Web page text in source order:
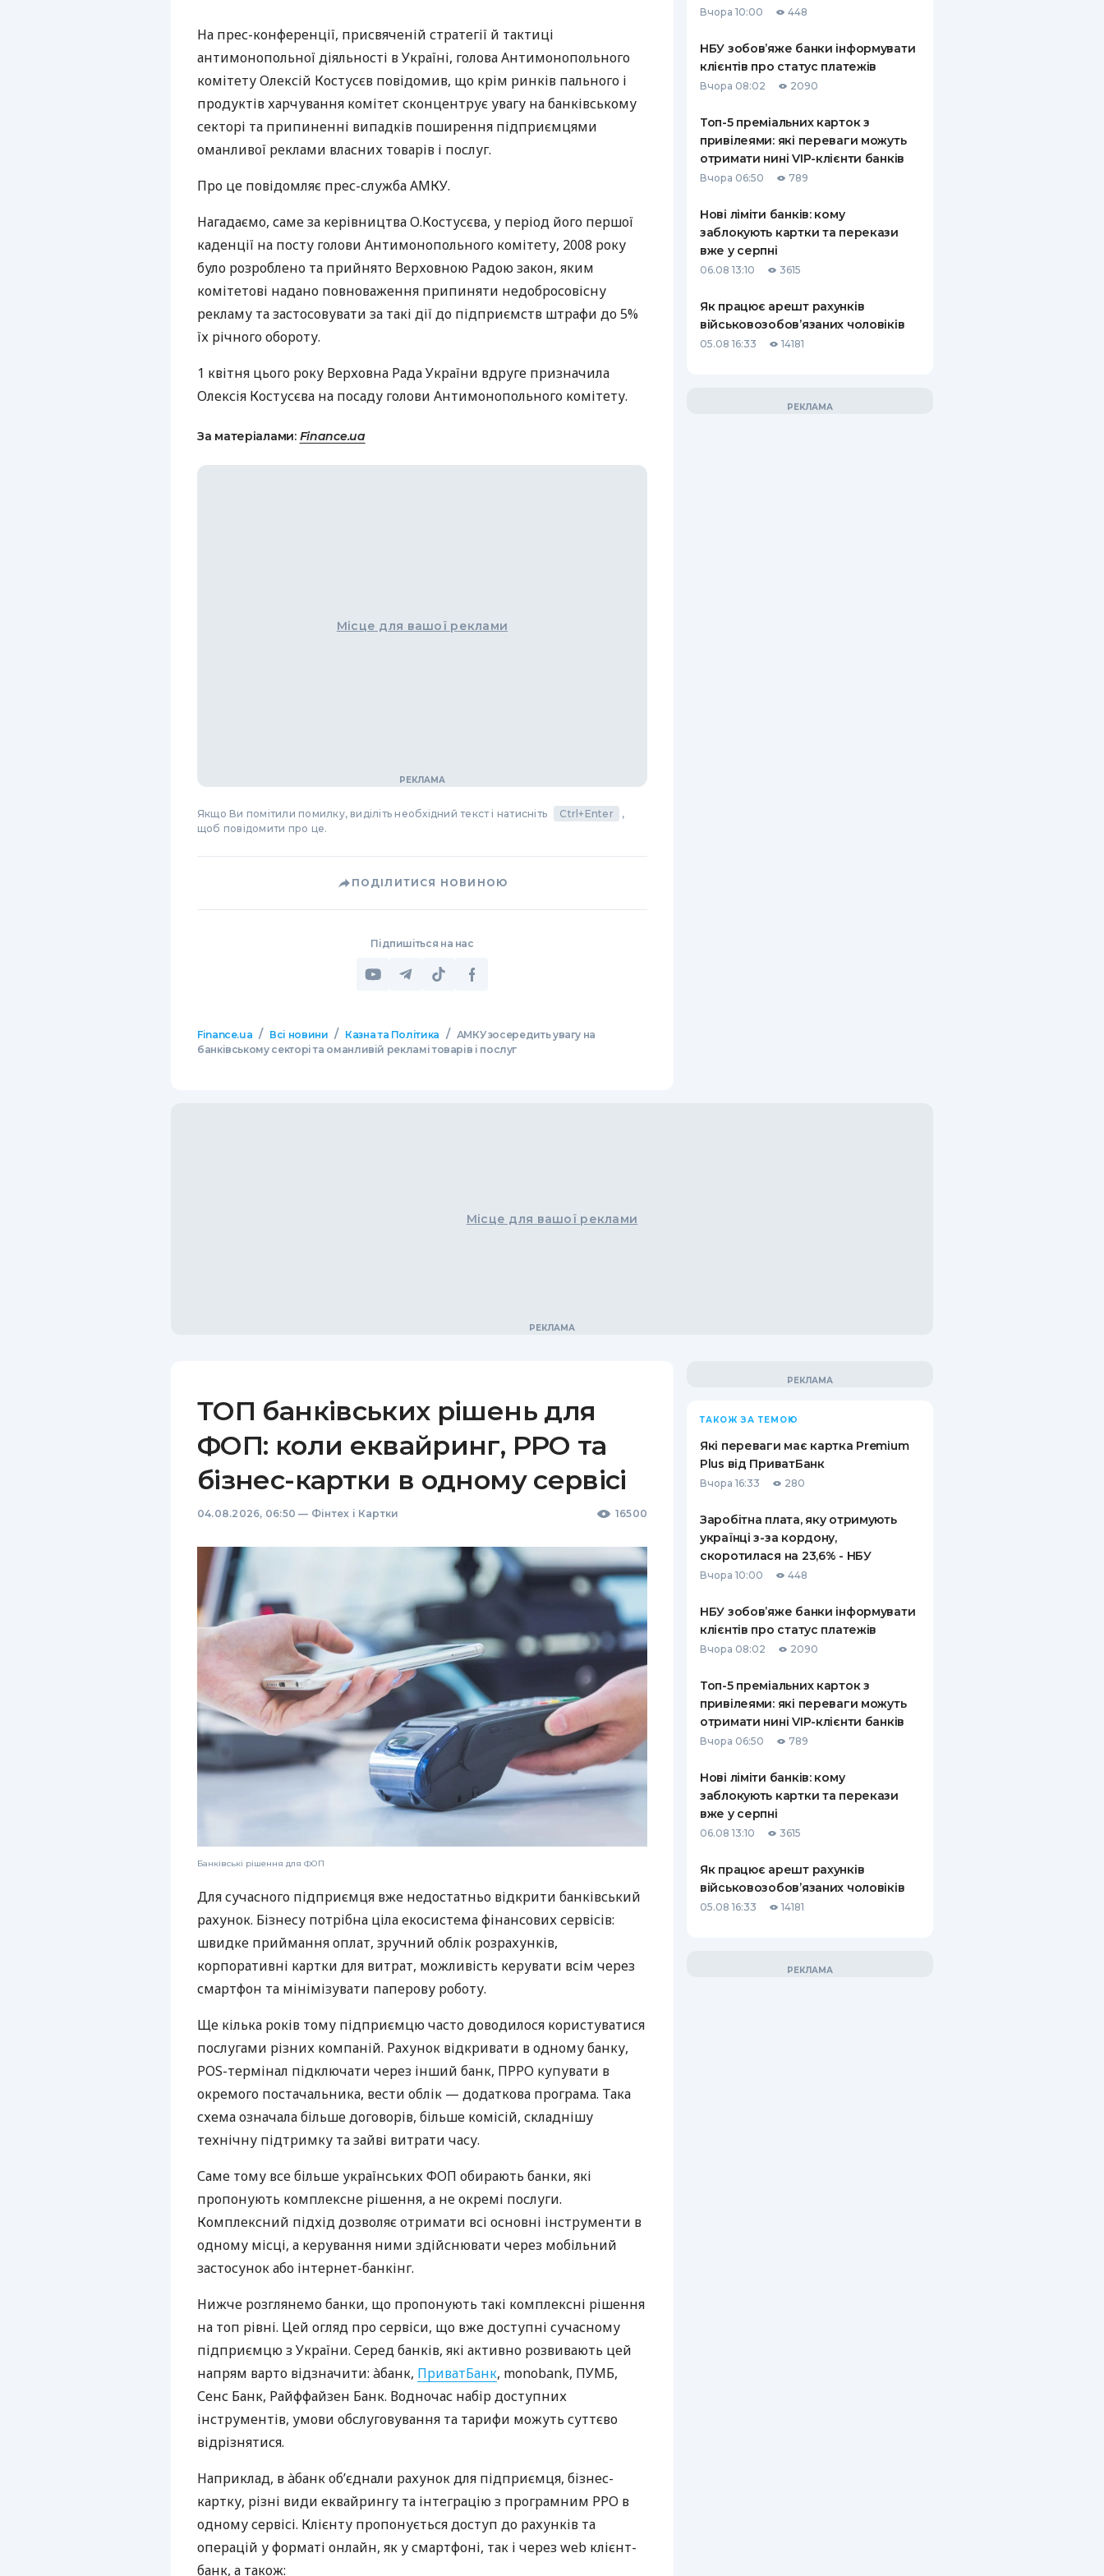
КАРТОК
ЩОМІСЯЧНИЙ ОГЛЯД
ПУТІВНИКИ ПО
СТРАХУВАННЮ
ВСІ СТРАХОВІ ПОЛІСИ
ВІДГУКИ ПРО СТРАХОВІ
КОМПАНІЇ
КОНТАКТИ
На прес-конференції, присвяченій стратегії й тактиці
антимонопольної діяльності в Україні, голова Антимонопольного
комітету Олексій Костусєв повідомив, що крім ринків пального і
продуктів харчування комітет сконцентрує увагу на банківському
секторі та припиненні випадків поширення підприємцями
оманливої реклами власних товарів і послуг.
Про це повідомляє прес-служба АМКУ.
Нагадаємо, саме за керівництва О.Костусєва, у період його першої
каденції на посту голови Антимонопольного комітету, 2008 року
було розроблено та прийнято Верховною Радою закон, яким
комітетові надано повноваження припиняти недобросовісну
рекламу та застосовувати за такі дії до підприємств штрафи до 5%
їх річного обороту.
1 квітня цього року Верховна Рада України вдруге призначила
Олексія Костусєва на посаду голови Антимонопольного комітету.
За матеріалами: Finance.ua
Місце для вашої реклами
Якщо Ви помітили помилку, виділіть необхідний текст і натисніть Ctrl+Enter
,
щоб повідомити про це.
ПОДІЛИТИСЯ НОВИНОЮ
Підпишіться на нас
Finance.ua / Всі новини / Казна та Політика / АМКУ зосередить увагу на
банківському секторі та оманливій рекламі товарів і послуг
Вчора 10:00 448
НБУ зобов’яже банки інформувати
клієнтів про статус платежів
Вчора 08:02 2090
Топ-5 преміальних карток з
привілеями: які переваги можуть
отримати нині VIP-клієнти банків
Вчора 06:50 789
Нові ліміти банків: кому
заблокують картки та перекази
вже у серпні
06.08 13:10 3615
Як працює арешт рахунків
військовозобов’язаних чоловіків
05.08 16:33 14181
Місце для вашої реклами
ТОП банківських рішень для
ФОП: коли еквайринг, РРО та
бізнес-картки в одному сервісі
04.08.2026, 06:50 — Фінтех і Картки 16500
Банківські рішення для ФОП
Для сучасного підприємця вже недостатньо відкрити банківський
рахунок. Бізнесу потрібна ціла екосистема фінансових сервісів:
швидке приймання оплат, зручний облік розрахунків,
корпоративні картки для витрат, можливість керувати всім через
смартфон та мінімізувати паперову роботу.
Ще кілька років тому підприємцю часто доводилося користуватися
послугами різних компаній. Рахунок відкривати в одному банку,
POS-термінал підключати через інший банк, ПРРО купувати в
окремого постачальника, вести облік — додаткова програма. Така
схема означала більше договорів, більше комісій, складнішу
технічну підтримку та зайві витрати часу.
Саме тому все більше українських ФОП обирають банки, які
пропонують комплексне рішення, а не окремі послуги.
Комплексний підхід дозволяє отримати всі основні інструменти в
одному місці, а керування ними здійснювати через мобільний
застосунок або інтернет-банкінг.
Нижче розглянемо банки, що пропонують такі комплексні рішення
на топ рівні. Цей огляд про сервіси, що вже доступні сучасному
підприємцю з України. Серед банків, які активно розвивають цей
напрям варто відзначити: àбанк, ПриватБанк, monobank, ПУМБ,
Сенс Банк, Райффайзен Банк. Водночас набір доступних
інструментів, умови обслуговування та тарифи можуть суттєво
відрізнятися.
Наприклад, в àбанк об’єднали рахунок для підприємця, бізнес-
картку, різні види еквайрингу та інтеграцію з програмним РРО в
одному сервісі. Клієнту пропонується доступ до рахунків та
операцій у форматі онлайн, як у смартфоні, так і через web клієнт-
банк, а також:
ТАКОЖ ЗА ТЕМОЮ
Які переваги має картка Premium
Plus від ПриватБанк
Вчора 16:33 280
Заробітна плата, яку отримують
українці з-за кордону,
скоротилася на 23,6% - НБУ
Вчора 10:00 448
НБУ зобов’яже банки інформувати
клієнтів про статус платежів
Вчора 08:02 2090
Топ-5 преміальних карток з
привілеями: які переваги можуть
отримати нині VIP-клієнти банків
Вчора 06:50 789
Нові ліміти банків: кому
заблокують картки та перекази
вже у серпні
06.08 13:10 3615
Як працює арешт рахунків
військовозобов’язаних чоловіків
05.08 16:33 14181